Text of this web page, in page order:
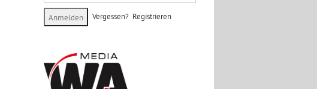
Vergessen? Registrieren